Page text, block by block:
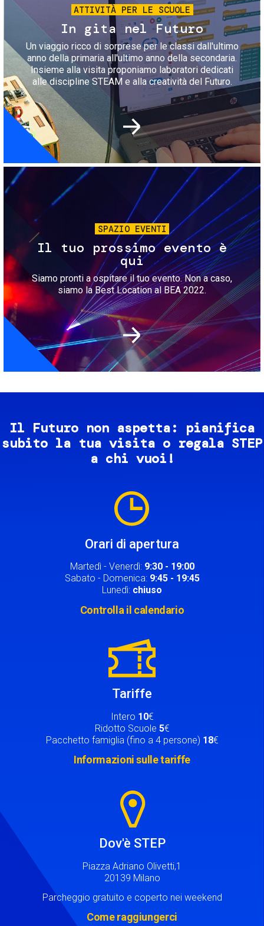
ATTIVITÀ PER LE SCUOLE
In gita nel Futuro
Un viaggio ricco di sorprese per le classi dall'ultimo
anno della primaria all'ultimo anno della secondaria.
Insieme alla visita proponiamo laboratori dedicati
alle discipline STEAM e alla creatività del Futuro.
Immagine
SPAZIO EVENTI
Il tuo prossimo evento è
qui
Siamo pronti a ospitare il tuo evento. Non a caso,
siamo la Best Location al BEA 2022.
Il Futuro non aspetta: pianifica
subito la tua visita o regala STEP
a chi vuoi!
Orari di apertura
Martedì - Venerdì: 9:30 - 19:00
Sabato - Domenica: 9:45 - 19:45
Lunedì: chiuso
Controlla il calendario
Tariffe
Intero 10€
Ridotto Scuole 5€
Pacchetto famiglia (fino a 4 persone) 18€
Informazioni sulle tariffe
Dov'è STEP
Piazza Adriano Olivetti,1
20139 Milano
Parcheggio gratuito e coperto nei weekend
Come raggiungerci